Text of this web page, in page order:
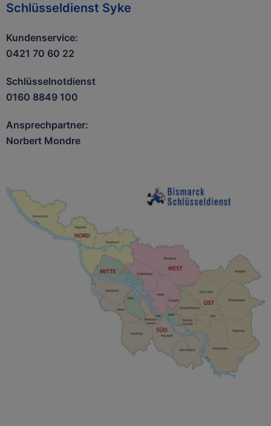
Schlüsseldienst Syke
Kundenservice:
0421 70 60 22
Schlüsselnotdienst
0160 8849 100
Ansprechpartner:
Norbert Mondre